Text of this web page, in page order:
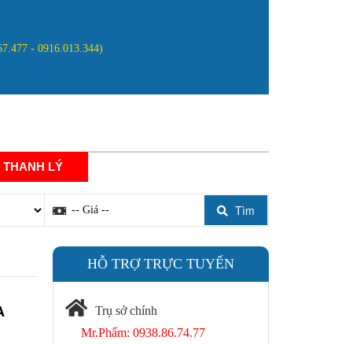
- 0916.013.344)
LÝ
Tìm
HỖ TRỢ TRỰC TUYẾN
Trụ sở chính
Mr.Phẩm: 0938.86.74.77